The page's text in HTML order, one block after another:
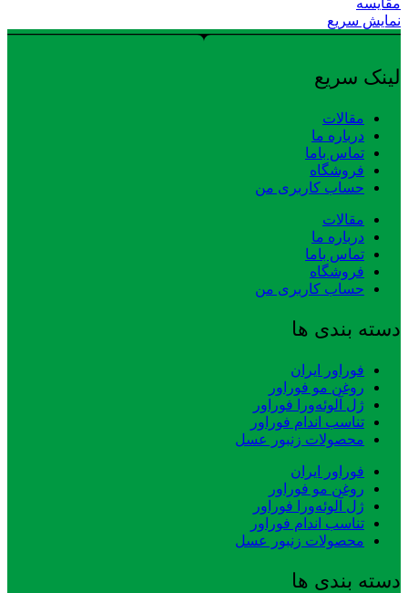
نمایش سریع
لینک سریع
مقالات
درباره ما
تماس باما
فروشگاه
حساب کاربری من
مقالات
درباره ما
تماس باما
فروشگاه
حساب کاربری من
دسته بندی ها
فوراور ایران
روغن مو فوراور
ژل آلوئه‌ورا فوراور
تناسب اندام فوراور
محصولات زنبور عسل
فوراور ایران
روغن مو فوراور
ژل آلوئه‌ورا فوراور
تناسب اندام فوراور
محصولات زنبور عسل
دسته بندی ها